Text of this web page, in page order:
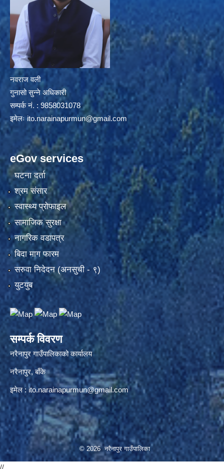
नवराज वली
गुनासो सुन्ने अधिकारी
सम्पर्क नं. : 9858031078
इमेलःito.narainapurmun@gmail.com
eGov services
घटना दर्ता
श्रम संसार
स्वास्थ्य प्रोफाइल
सामाजिक सुरक्षा
नागरिक वडापत्र
बिदा माग फारम
सरुवा निदेदन (अनसुची - ९)
युटयुब
सम्पर्क विवरण
नरैनापुर गाउँपालिकाको कार्यालय
नरैनापुर, बाँके
इमेल :ito.narainapurmun@gmail.com
© 2026 नरैनापुर गाउँपालिका
//